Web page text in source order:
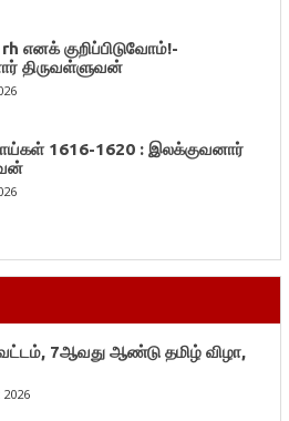
எனக் குறிப்பிடுவோம்!-
திருவள்ளுவன்
1616-1620 : இலக்குவனார்
வட்டம், 7ஆவது ஆண்டு தமிழ் விழா,